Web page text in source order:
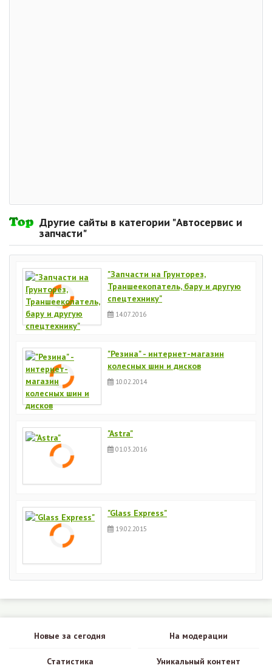
Другие сайты в категории "Автосервис и
запчасти"
"Запчасти на Грунторез,
Траншеекопатель, бару и другую
спецтехнику"
14.07.2016
"Резина" - интернет-магазин
колесных шин и дисков
10.02.2014
"Astra"
01.03.2016
"Glass Express"
19.02.2015
Новые за сегодня На модерации
Статистика Уникальный контент